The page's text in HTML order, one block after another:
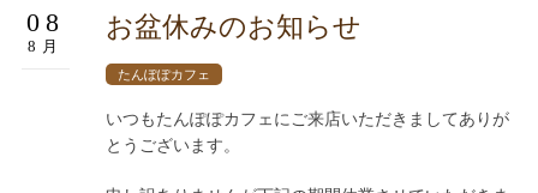
08
8月
お盆休みのお知らせ
たんぽぽカフェ
いつもたんぽぽカフェにご来店いただきましてありが
とうございます。